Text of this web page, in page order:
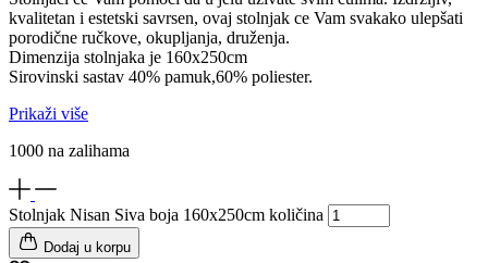
kvalitetan i estetski savrsen, ovaj stolnjak ce Vam svakako ulepšati
porodične ručkove, okupljanja, druženja.
Dimenzija stolnjaka je 160x250cm
Sirovinski sastav 40% pamuk,60% poliester.
Prikaži više
1000 na zalihama
Stolnjak Nisan Siva boja 160x250cm količina
Dodaj u korpu